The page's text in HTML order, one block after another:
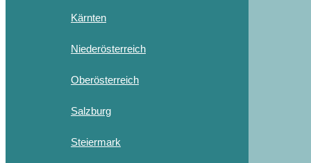
Kärnten
Niederösterreich
Oberösterreich
Salzburg
Steiermark